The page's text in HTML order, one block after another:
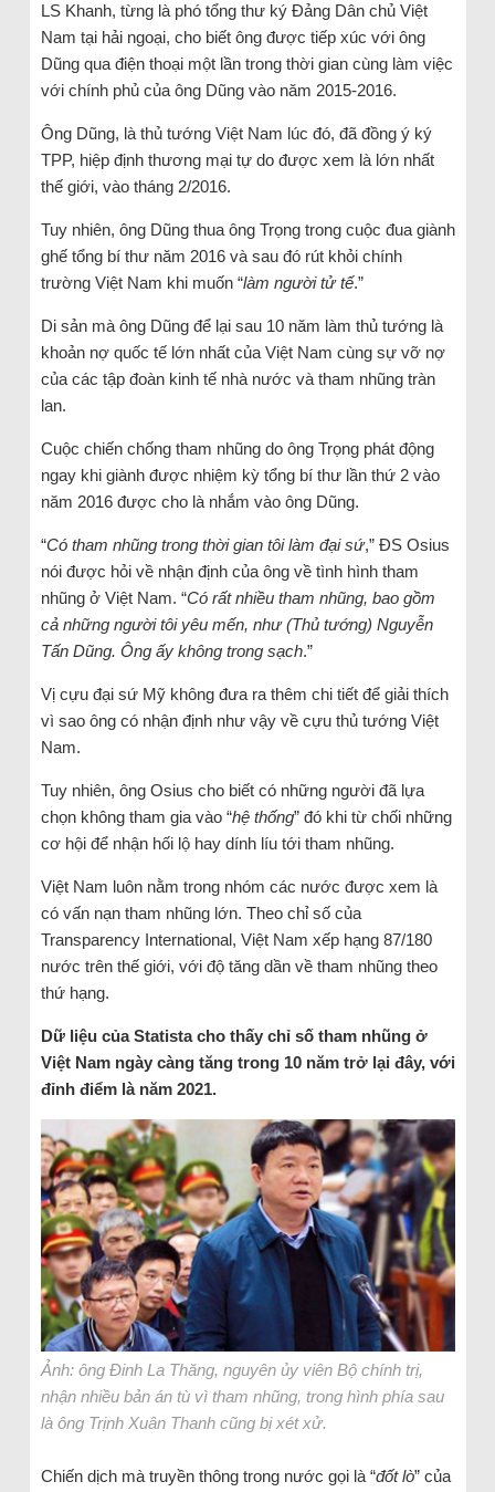
LS Khanh, từng là phó tổng thư ký Đảng Dân chủ Việt
Nam tại hải ngoại, cho biết ông được tiếp xúc với ông
Dũng qua điện thoại một lần trong thời gian cùng làm việc
với chính phủ của ông Dũng vào năm 2015-2016.
Ông Dũng, là thủ tướng Việt Nam lúc đó, đã đồng ý ký
TPP, hiệp định thương mại tự do được xem là lớn nhất
thế giới, vào tháng 2/2016.
Tuy nhiên, ông Dũng thua ông Trọng trong cuộc đua giành
ghế tổng bí thư năm 2016 và sau đó rút khỏi chính
trường Việt Nam khi muốn “làm người tử tế.”
Di sản mà ông Dũng để lại sau 10 năm làm thủ tướng là
khoản nợ quốc tế lớn nhất của Việt Nam cùng sự vỡ nợ
của các tập đoàn kinh tế nhà nước và tham nhũng tràn
lan.
Cuộc chiến chống tham nhũng do ông Trọng phát động
ngay khi giành được nhiệm kỳ tổng bí thư lần thứ 2 vào
năm 2016 được cho là nhắm vào ông Dũng.
“Có tham nhũng trong thời gian tôi làm đại sứ,” ĐS Osius
nói được hỏi về nhận định của ông về tình hình tham
nhũng ở Việt Nam. “Có rất nhiều tham nhũng, bao gồm
cả những người tôi yêu mến, như (Thủ tướng) Nguyễn
Tấn Dũng. Ông ấy không trong sạch.”
Vị cựu đại sứ Mỹ không đưa ra thêm chi tiết để giải thích
vì sao ông có nhận định như vậy về cựu thủ tướng Việt
Nam.
Tuy nhiên, ông Osius cho biết có những người đã lựa
chọn không tham gia vào “hệ thống” đó khi từ chối những
cơ hội để nhận hối lộ hay dính líu tới tham nhũng.
Việt Nam luôn nằm trong nhóm các nước được xem là
có vấn nạn tham nhũng lớn. Theo chỉ số của
Transparency International, Việt Nam xếp hạng 87/180
nước trên thế giới, với độ tăng dần về tham nhũng theo
thứ hạng.
Dữ liệu của Statista cho thấy chỉ số tham nhũng ở
Việt Nam ngày càng tăng trong 10 năm trở lại đây, với
đỉnh điểm là năm 2021.
Ảnh: ông Đinh La Thăng, nguyên ủy viên Bộ chính trị,
nhận nhiều bản án tù vì tham nhũng, trong hình phía sau
là ông Trịnh Xuân Thanh cũng bị xét xử.
Chiến dịch mà truyền thông trong nước gọi là “đốt lò” của